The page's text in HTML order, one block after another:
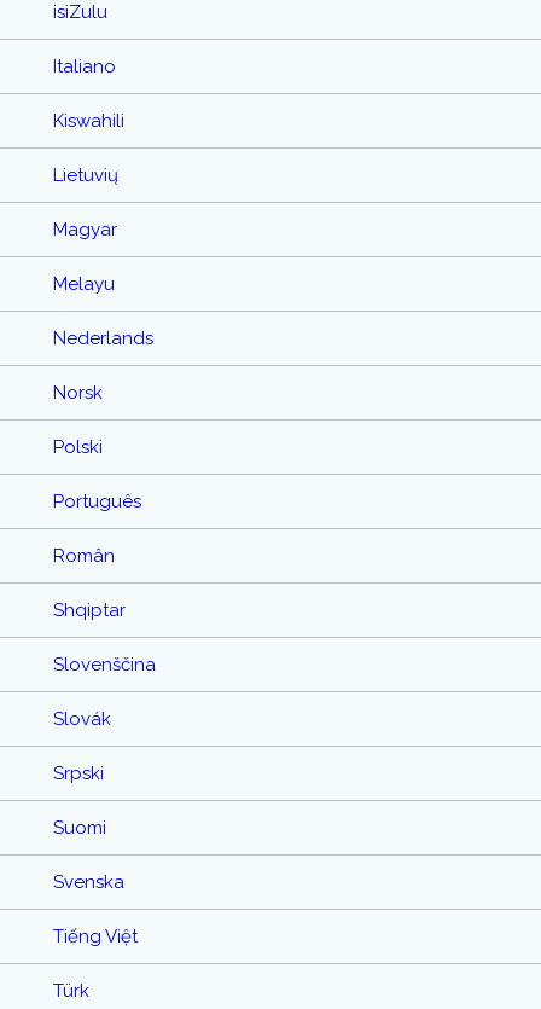
isiZulu
Italiano
Kiswahili
Lietuvių
Magyar
Melayu
Nederlands
Norsk
Polski
Português
Român
Shqiptar
Slovenščina
Slovák
Srpski
Suomi
Svenska
Tiếng Việt
Türk